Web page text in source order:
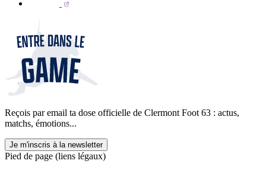
Reçois par email ta dose officielle de Clermont Foot 63 : actus,
matchs, émotions...
Je m'inscris à la newsletter
Pied de page (liens légaux)